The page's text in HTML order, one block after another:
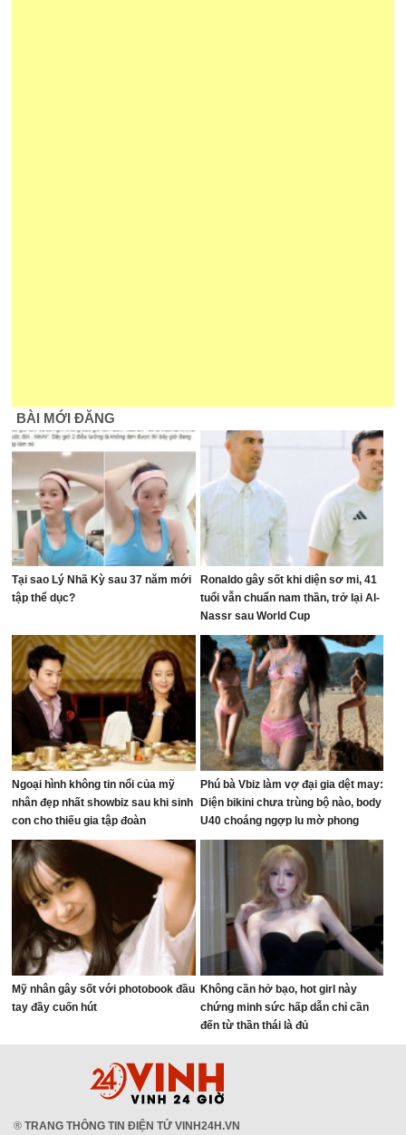
BÀI MỚI ĐĂNG
Tại sao Lý Nhã Kỳ sau 37 năm mới
tập thể dục?
Ronaldo gây sốt khi diện sơ mi, 41
tuổi vẫn chuẩn nam thần, trở lại Al-
Nassr sau World Cup
Ngoại hình không tin nổi của mỹ
nhân đẹp nhất showbiz sau khi sinh
con cho thiếu gia tập đoàn
Phú bà Vbiz làm vợ đại gia dệt may:
Diện bikini chưa trùng bộ nào, body
U40 choáng ngợp lu mờ phong
cảnh
Mỹ nhân gây sốt với photobook đầu
tay đầy cuốn hút
Không cần hở bạo, hot girl này
chứng minh sức hấp dẫn chỉ cần
đến từ thần thái là đủ
® TRANG THÔNG TIN ĐIỆN TỬ VINH24H.VN